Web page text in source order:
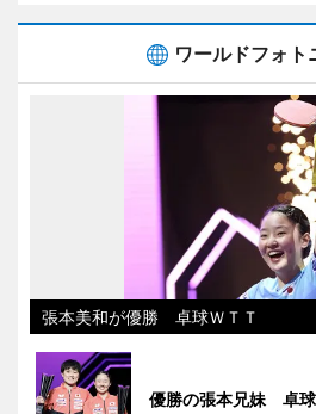
ワールドフォト
張本美和が優勝 卓球ＷＴＴ
優勝の張本兄妹 卓球